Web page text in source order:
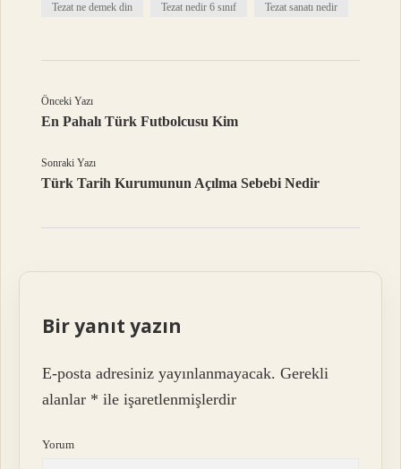
Tezat ne demek din Tezat nedir 6 sınıf Tezat sanatı nedir
Önceki Yazı
En Pahalı Türk Futbolcusu Kim
Sonraki Yazı
Türk Tarih Kurumunun Açılma Sebebi Nedir
Bir yanıt yazın
E-posta adresiniz yayınlanmayacak. Gerekli
alanlar * ile işaretlenmişlerdir
Yorum